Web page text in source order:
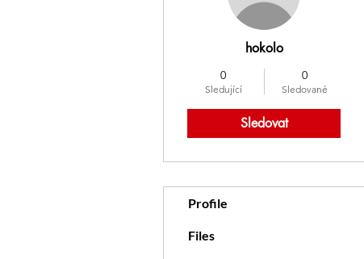
hokolo
0
Sledující
0
Sledované
Sledovat
Profile
Files